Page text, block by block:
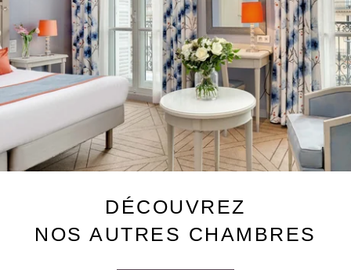
DÉCOUVREZ
NOS AUTRES CHAMBRES